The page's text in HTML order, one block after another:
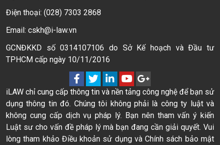
Điện thoại: (028) 7303 2868
Email: cskh@i-law.vn
GCNĐKKD số 0314107106 do Sở Kế hoạch và Đầu tư
TPHCM cấp ngày 10/11/2016
iLAW chỉ cung cấp thông tin và nền tảng công nghệ để bạn sử
dụng thông tin đó. Chúng tôi không phải là công ty luật và
không cung cấp dịch vụ pháp lý. Bạn nên tham vấn ý kiến
Luật sư cho vấn đề pháp lý mà bạn đang cần giải quyết. Vui
lòng tham khảo Điều khoản sử dụng và Chính sách bảo mật